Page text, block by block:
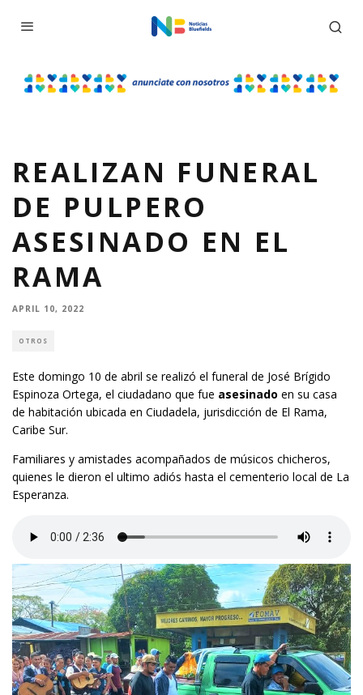
REALIZAN FUNERAL
DE PULPERO
ASESINADO EN EL
RAMA
APRIL 10, 2022
OTROS
Este domingo 10 de abril se realizó el funeral de José Brígido
Espinoza Ortega, el ciudadano que fue asesinado en su casa
de habitación ubicada en Ciudadela, jurisdicción de El Rama,
Caribe Sur.
Familiares y amistades acompañados de músicos chicheros,
quienes le dieron el ultimo adiós hasta el cementerio local de La
Esperanza.